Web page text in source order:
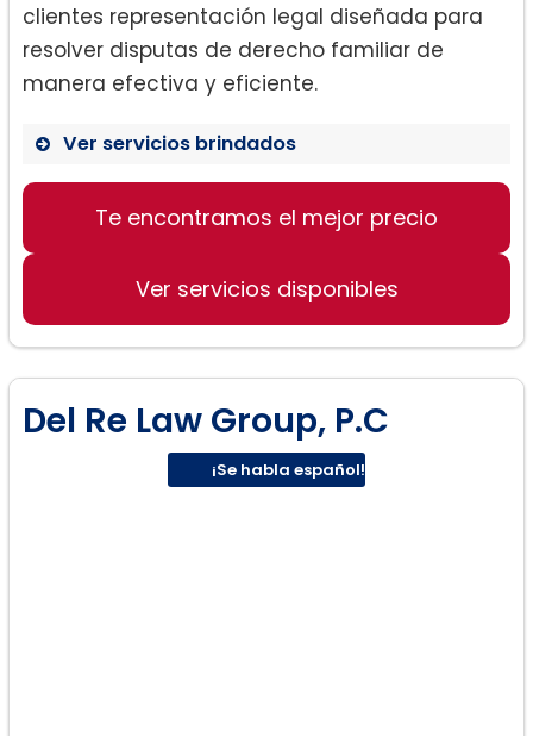
clientes representación legal diseñada para
resolver disputas de derecho familiar de
manera efectiva y eficiente.
Ver servicios brindados
Divorcios:
Te encontramos el mejor precio
Ver servicios disponibles
Del Re Law Group, P.C
¡Se habla español!